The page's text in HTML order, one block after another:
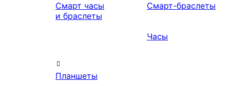
Смарт часы
и браслеты
Смарт-браслеты
Часы
Планшеты